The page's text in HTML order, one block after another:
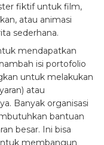
fiktif untuk film,
atau animasi
sederhana.
mendapatkan
isi portofolio
untuk melakukan
atau
Banyak organisasi
bantuan
besar. Ini bisa
membangun